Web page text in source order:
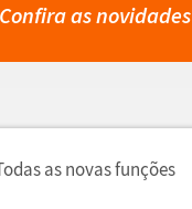
Confira as novidades
as novas funções